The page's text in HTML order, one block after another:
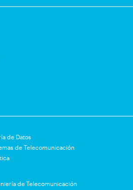
de Datos
de Telecomunicación
de Telecomunicación